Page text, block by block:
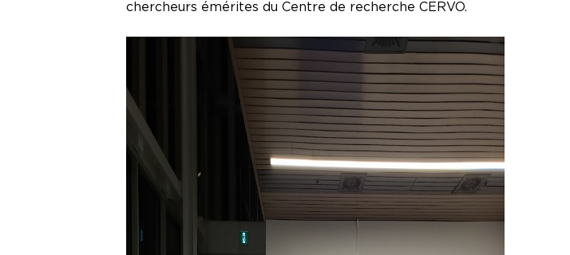
chercheurs émérites du Centre de recherche CERVO.